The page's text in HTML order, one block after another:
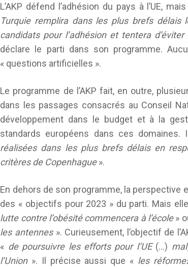
L’AKP défend l’adhésion du pays à l’UE,
Turquie remplira dans les plus brefs délais
candidats pour l’adhésion et tentera
déclare le parti dans son programme.
« questions artificielles ».
Le programme de l’AKP fait, en outre,
dans les passages consacrés au Conseil
développement dans le budget et à la
standards européens dans ces domaines.
réalisées dans les plus brefs délais en
critères de Copenhague».
En dehors de son programme, la perspective
des « objectifs pour 2023 » du parti. Mais
lutte contre l’obésité commencera à l’école»
les antennes ». Curieusement, l’objectif de
« de poursuivre les efforts pour l’UE(…)
l’Union». Il précise aussi que « les